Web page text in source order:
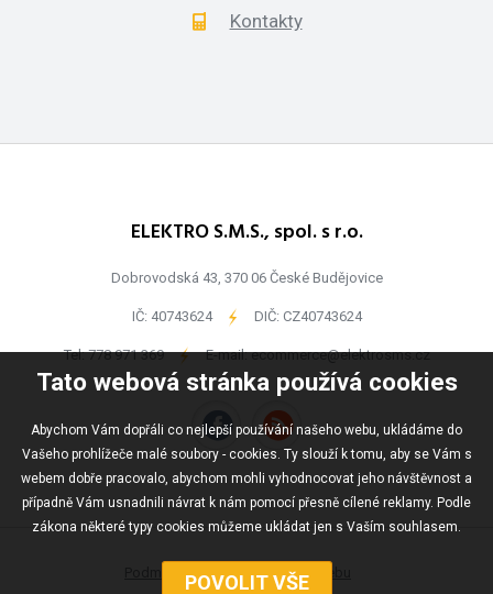
Tato webová stránka používá cookies
Abychom Vám dopřáli co nejlepší používání našeho webu, ukládáme do
Vašeho prohlížeče malé soubory - cookies. Ty slouží k tomu, aby se Vám s
webem dobře pracovalo, abychom mohli vyhodnocovat jeho návštěvnost a
případně Vám usnadnili návrat k nám pomocí přesně cílené reklamy. Podle
zákona některé typy cookies můžeme ukládat jen s Vaším souhlasem.
Kontakty
ELEKTRO S.M.S., spol. s r.o.
Dobrovodská 43, 370 06 České Budějovice
IČ: 40743624 - DIČ: CZ40743624
Tel:778 971 369 - E-mail:ecommerce@elektrosms.cz
Podmínky užívání Mapa webu